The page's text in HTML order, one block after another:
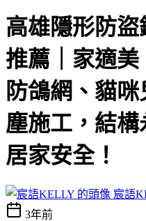
高雄隱形防盜
推薦｜家適
防鴿網、貓
塵施工，結
居家安全！
宸語
3年前